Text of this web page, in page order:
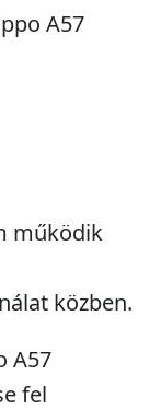
A57
működik
közben.
A57
fel